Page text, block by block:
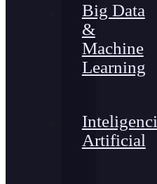
Big Data
&
Machine
Learning
Artificial